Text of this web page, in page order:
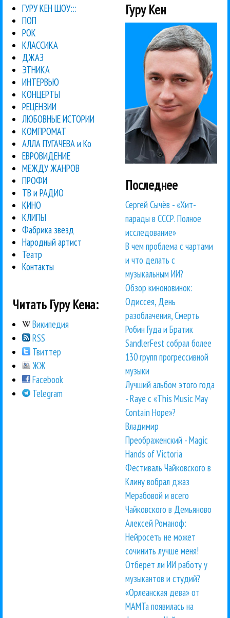
ГУРУ КЕН ШОУ:::
ПОП
РОК
КЛАССИКА
ДЖАЗ
ЭТНИКА
ИНТЕРВЬЮ
КОНЦЕРТЫ
РЕЦЕНЗИИ
ЛЮБОВНЫЕ ИСТОРИИ
КОМПРОМАТ
АЛЛА ПУГАЧЕВА и Ко
ЕВРОВИДЕНИЕ
МЕЖДУ ЖАНРОВ
ПРОФИ
ТВ и РАДИО
КИНО
КЛИПЫ
Фабрика звезд
Народный артист
Театр
Контакты
Читать Гуру Кена:
Википедия
RSS
Твиттер
ЖЖ
Facebook
Telegram
Гуру Кен
Последнее
Сергей Сычёв - «Хит-
парады в СССР. Полное
исследование»
В чем проблема с чартами
и что делать с
музыкальным ИИ?
Обзор киноновинок:
Одиссея, День
разоблачения, Смерть
Робин Гуда и Братик
SandlerFest собрал более
130 групп прогрессивной
музыки
Лучший альбом этого года
- Raye с «This Music May
Contain Hope»?
Владимир
Преображенский - Magic
Hands of Victoria
Фестиваль Чайковского в
Клину вобрал джаз
Мерабовой и всего
Чайковского в Демьяново
Алексей Романоф:
Нейросеть не может
сочинить лучше меня!
Отберет ли ИИ работу у
музыкантов и студий?
«Орлеанская дева» от
МАМТа появилась на